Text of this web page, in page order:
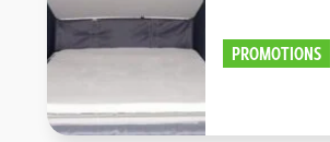
PROMOTIONS